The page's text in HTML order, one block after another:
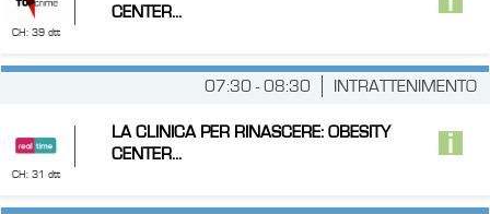
CH: 39 dtt
CENTER...
INTRATTENIMENTO
07:30 - 08:30
CH: 31 dtt
LA CLINICA PER RINASCERE: OBESITY
CENTER...